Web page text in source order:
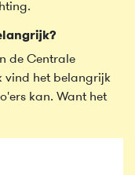
de Centrale
vind het belangrijk
kan. Want het